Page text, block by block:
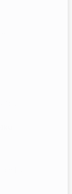
i se